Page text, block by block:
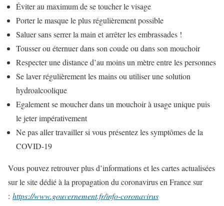
Éviter au maximum de se toucher le visage
Porter le masque le plus régulièrement possible
Saluer sans serrer la main et arrêter les embrassades !
Tousser ou éternuer dans son coude ou dans son mouchoir
Respecter une distance d’au moins un mètre entre les personnes
Se laver régulièrement les mains ou utiliser une solution
hydroalcoolique
Egalement se moucher dans un mouchoir à usage unique puis
le jeter impérativement
Ne pas aller travailler si vous présentez les symptômes de la
COVID-19
Vous pouvez retrouver plus d’informations et les cartes actualisées
sur le site dédié à la propagation du coronavirus en France sur
: https://www.gouvernement.fr/info-coronavirus